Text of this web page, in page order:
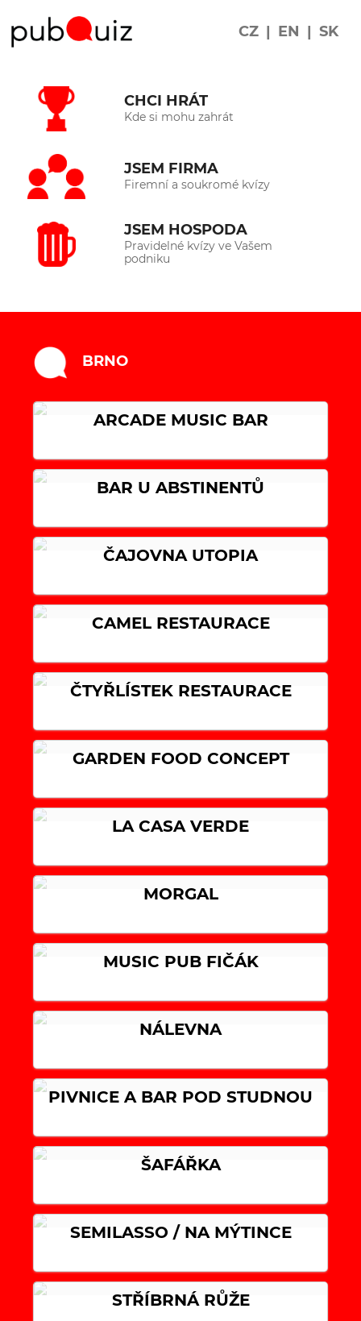
CZ | EN | SK
CHCI HRÁT
Kde si mohu zahrát
JSEM FIRMA
Firemní a soukromé kvízy
JSEM HOSPODA
Pravidelné kvízy ve Vašem
podniku
BRNO
ARCADE MUSIC BAR
BAR U ABSTINENTŮ
ČAJOVNA UTOPIA
CAMEL RESTAURACE
ČTYŘLÍSTEK RESTAURACE
GARDEN FOOD CONCEPT
LA CASA VERDE
MORGAL
MUSIC PUB FIČÁK
NÁLEVNA
PIVNICE A BAR POD STUDNOU
ŠAFÁŘKA
SEMILASSO / NA MÝTINCE
STŘÍBRNÁ RŮŽE